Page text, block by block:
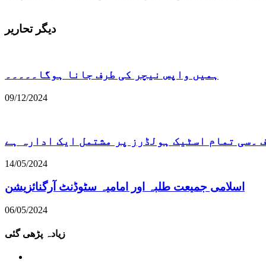
دیگر تحاریر
ہمیں واپس نیچر کی طرف جانا ہوگا۔۔۔۔۔
09/12/2024
۔سی تمام اسٹیک ہولڈرز پر مشتمل ایک ادارہ ہے
14/05/2024
اسلامی جمیعت طلبہ اور امامیہ سٹوڈنٹ آرگنائزیشن
06/05/2024
زیادہ پڑھی گئی